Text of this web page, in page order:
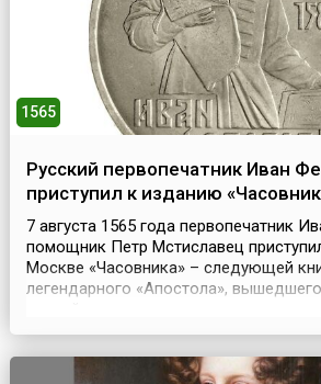
1565
Русский первопечатник Иван
приступил к изданию
7 августа 1565 года первопечатник
помощник Петр Мстиславец
Москве «Часовника» – следующей
легендарного «Апостола»,
завершили в конце сентября.
обучении грамоте, разошелся быстро,